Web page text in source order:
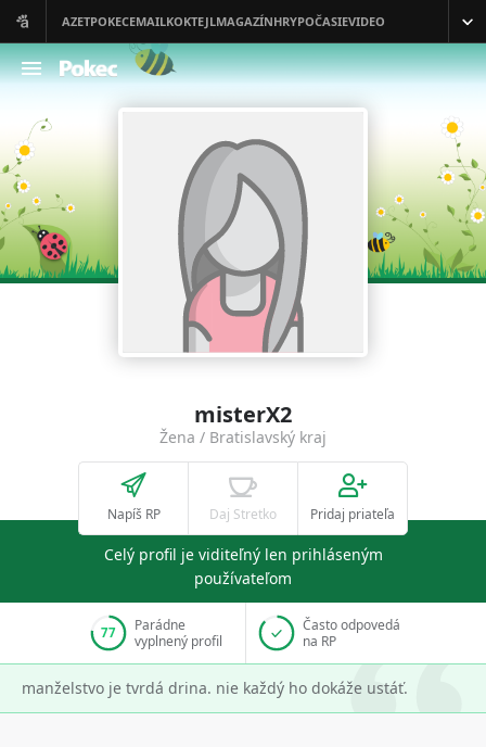
misterX2
Žena / Bratislavský kraj
Napíš RP Daj Stretko Pridaj priateľa
Celý profil je viditeľný len prihláseným
používateľom
77
Parádne
vyplnený profil
Často odpovedá
na RP
manželstvo je tvrdá drina. nie každý ho dokáže ustáť.